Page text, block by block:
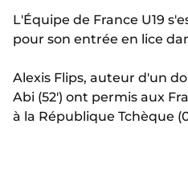
L'Équipe de France U19
pour son entrée en lice
Alexis Flips, auteur d'un
Abi (52') ont permis aux
à la République Tchèque